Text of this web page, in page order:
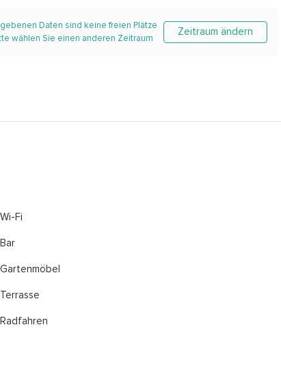
Daten sind keine freien Plätze
wählen Sie einen anderen Zeitraum
Zeitraum ändern
Wi-Fi
Bar
Gartenmöbel
Terrasse
Radfahren